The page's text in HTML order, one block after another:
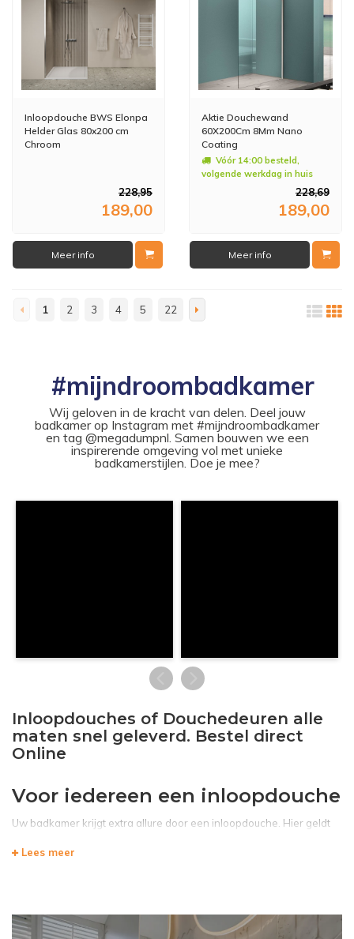
Inloopdouche BWS Elonpa
Helder Glas 80x200 cm
Chroom
228,95
189,00
Meer info
Aktie Douchewand
60X200Cm 8Mm Nano
Coating
Vóór 14:00 besteld,
volgende werkdag in huis
228,69
189,00
Meer info
1 2 3 4 5 22
#mijndroombadkamer
Wij geloven in de kracht van delen. Deel jouw
badkamer op Instagram met #mijndroombadkamer
en tag @megadumpnl. Samen bouwen we een
inspirerende omgeving vol met unieke
badkamerstijlen. Doe je mee?
Inloopdouches of Douchedeuren alle
maten snel geleverd. Bestel direct
Online
Voor iedereen een inloopdouche
Uw badkamer krijgt extra allure door een inloopdouche. Hier geldt
douchebak en douchedeuren nodig wat ervoor zorgt dat uw
rooster van de douchegoot vervangen voor een goot met uw eigen
badkamertegel. Zo'n klein extra detail geeft uw inloopdouche als
Lees meer